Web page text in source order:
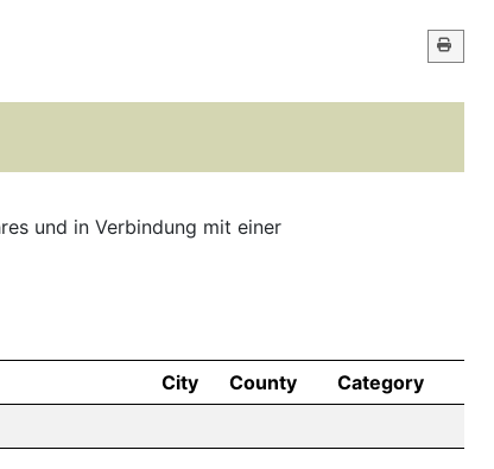
und in Verbindung mit einer
City County
Category